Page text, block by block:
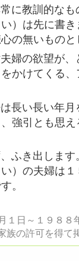
に教訓的な
）は先に書
の無いものと
婦の欲望が
かけてくる
長い長い年
強引とも思
ふき出しま
）の夫婦は
。
１日～１９８
の許可を得て